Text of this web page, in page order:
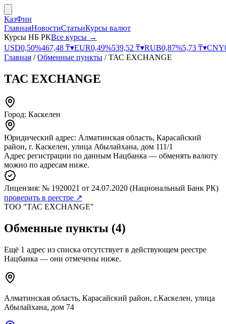
КазФин
ГлавнаяНовостиСтатьиКурсы валют
Курсы НБ РКВсе курсы →
USD0,50%467,48 ₸▾EUR0,49%539,52 ₸▾RUB0,87%5,73 ₸▾CNY
Главная /Обменные пункты /ТАС EXCHANGE
ТАС EXCHANGE
Город: Каскелен
Юридический адрес: Алматинская область, Карасайский
район, г. Каскелен, улица Абылайхана, дом 111/1
Адрес регистрации по данным Нацбанка — обменять валюту
можно по адресам ниже.
Лицензия: № 1920021 от 24.07.2020 (Национальный Банк РК)
проверить в реестре ↗
ТОО "ТАС EXCHANGE"
Обменные пункты (4)
Ещё 1 адрес из списка отсутствует в действующем реестре
Нацбанка — они отмечены ниже.
Алматинская область, Карасайский район, г.Каскелен, улица
Абылайхана, дом 74